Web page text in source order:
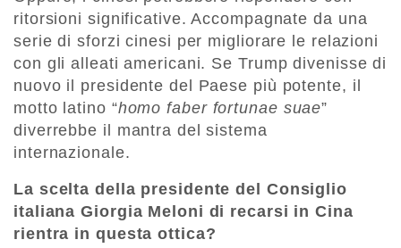
ritorsioni significative. Accompagnate da una
serie di sforzi cinesi per migliorare le relazioni
con gli alleati americani. Se Trump divenisse di
nuovo il presidente del Paese più potente, il
motto latino “homo faber fortunae suae”
diverrebbe il mantra del sistema
internazionale.
La scelta della presidente del Consiglio
italiana Giorgia Meloni di recarsi in Cina
rientra in questa ottica?